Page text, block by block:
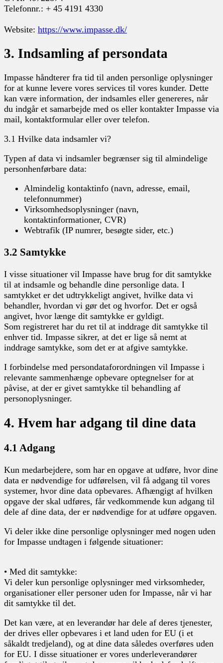
Telefonnr.: + 45 4191 4330
Website: https://www.impasse.dk/
3. Indsamling af persondata
Impasse håndterer fra tid til anden personlige oplysninger
for at kunne levere vores services til vores kunder. Dette
kan være information, der indsamles eller genereres, når
du indgår et samarbejde med os eller kontakter Impasse via
mail, kontaktformular eller over telefon.
3.1 Hvilke data indsamler vi?
Typen af data vi indsamler begrænser sig til almindelige
personhenførbare data:
Almindelig kontaktinfo (navn, adresse, email,
telefonnummer)
Virksomhedsoplysninger (navn,
kontaktinformationer, CVR)
Webtrafik (IP numrer, besøgte sider, etc.)
3.2 Samtykke
I visse situationer vil Impasse have brug for dit samtykke
til at indsamle og behandle dine personlige data. I
samtykket er det udtrykkeligt angivet, hvilke data vi
behandler, hvordan vi gør det og hvorfor. Det er også
angivet, hvor længe dit samtykke er gyldigt.
Som registreret har du ret til at inddrage dit samtykke til
enhver tid. Impasse sikrer, at det er lige så nemt at
inddrage samtykke, som det er at afgive samtykke.
I forbindelse med persondataforordningen vil Impasse i
relevante sammenhænge opbevare optegnelser for at
påvise, at der er givet samtykke til behandling af
personoplysninger.
4. Hvem har adgang til dine data
4.1 Adgang
Kun medarbejdere, som har en opgave at udføre, hvor dine
data er nødvendige for udførelsen, vil få adgang til vores
systemer, hvor dine data opbevares. Afhængigt af hvilken
opgave der skal udføres, får vedkommende kun adgang til
dele af dine data, der er nødvendige for at udføre opgaven.
Vi deler ikke dine personlige oplysninger med nogen uden
for Impasse undtagen i følgende situationer:
• Med dit samtykke:
Vi deler kun personlige oplysninger med virksomheder,
organisationer eller personer uden for Impasse, når vi har
dit samtykke til det.
Det kan være, at en leverandør har dele af deres tjenester,
der drives eller opbevares i et land uden for EU (i et
såkaldt tredjeland), og at dine data således overføres uden
for EU. I disse situationer er vores underleverandører